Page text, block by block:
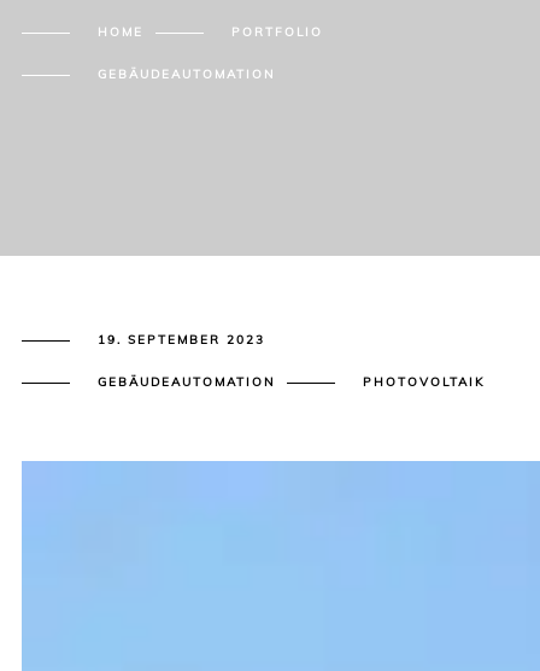
HOME PORTFOLIO
GEBÄUDEAUTOMATION
19. SEPTEMBER 2023
GEBÄUDEAUTOMATION PHOTOVOLTAIK